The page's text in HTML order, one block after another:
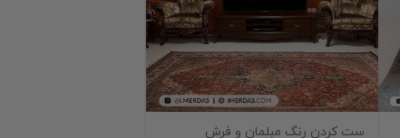
ست کردن رنگ مبلمان و فرش